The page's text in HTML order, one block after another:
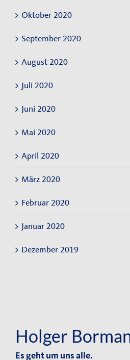
Oktober 2020
September 2020
August 2020
Juli 2020
Juni 2020
Mai 2020
April 2020
März 2020
Februar 2020
Januar 2020
Dezember 2019
Holger
Es geht um uns alle.